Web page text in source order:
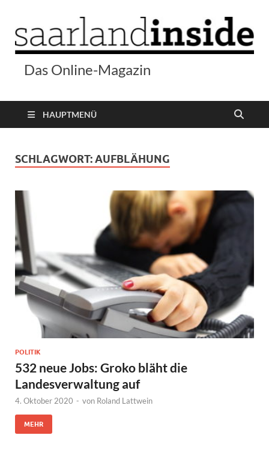
Das Online-Magazin
HAUPTMENÜ
SCHLAGWORT:AUFBLÄHUNG
POLITIK
532 neue Jobs: Groko bläht die
Landesverwaltung auf
4. Oktober 2020 - von Roland Lattwein
MEHR